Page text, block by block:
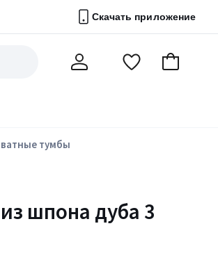
Скачать приложение
ПерейтиВ
тумбы
шпона дуба 3